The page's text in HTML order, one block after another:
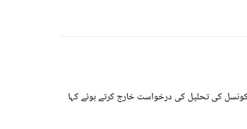
کی تحلیل کی درخواست خارج کرتے ہوئے کہا